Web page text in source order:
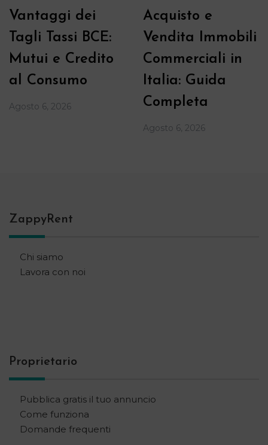
Vantaggi dei
Tagli Tassi BCE:
Mutui e Credito
al Consumo
Agosto 6, 2026
Acquisto e
Vendita Immobili
Commerciali in
Italia: Guida
Completa
Agosto 6, 2026
ZappyRent
Chi siamo
Lavora con noi
Proprietario
Pubblica gratis il tuo annuncio
Come funziona
Domande frequenti